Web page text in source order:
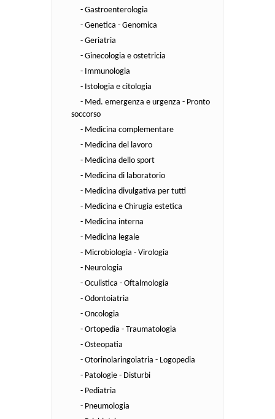
- Gastroenterologia
- Genetica - Genomica
- Geriatria
- Ginecologia e ostetricia
- Immunologia
- Istologia e citologia
- Med. emergenza e urgenza - Pronto
soccorso
- Medicina complementare
- Medicina del lavoro
- Medicina dello sport
- Medicina di laboratorio
- Medicina divulgativa per tutti
- Medicina e Chirugia estetica
- Medicina interna
- Medicina legale
- Microbiologia - Virologia
- Neurologia
- Oculistica - Oftalmologia
- Odontoiatria
- Oncologia
- Ortopedia - Traumatologia
- Osteopatia
- Otorinolaringoiatria - Logopedia
- Patologie - Disturbi
- Pediatria
- Pneumologia